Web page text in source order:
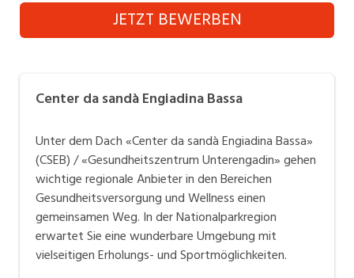
Informatik, Telekommunikation
Mechanik, Elektronik, Optik, Textil (Fertigung)
Medizin, Gesundheitswesen, Pflege
Verkauf, Handel, Kundenberatung,
Aussendienst
Sicherheit, Rettung, Polizei, Zoll
JETZT BEWERBEN
Center da sandà Engiadina Bassa
Unter dem Dach «Center da sandà Engiadina Bassa»
(CSEB) / «Gesundheitszentrum Unterengadin» gehen
wichtige regionale Anbieter in den Bereichen
Gesundheitsversorgung und Wellness einen
gemeinsamen Weg. In der Nationalparkregion
erwartet Sie eine wunderbare Umgebung mit
vielseitigen Erholungs- und Sportmöglichkeiten.